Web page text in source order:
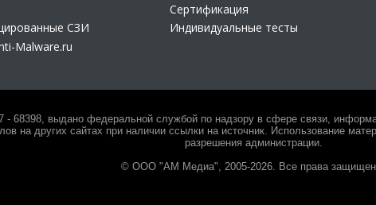
СЗИ
Malware.ru
Сертификация
Индивидуальные тесты
выдано федеральной службой по надзору в сфере связи,
на других сайтах при наличии ссылки на источник. Использование
разрешения администрации.
© ООО "АМ Медиа", 2005-2026. Все права